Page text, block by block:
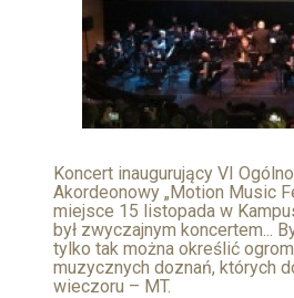
Koncert inaugurujący VI
Akordeonowy „Motion Music
miejsce 15 listopada w
był zwyczajnym koncertem...
tylko tak można określić
muzycznych doznań, których
wieczoru – MT.